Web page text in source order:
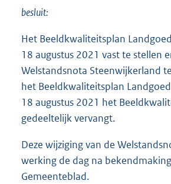
besluit:
Het Beeldkwaliteitsplan
18 augustus 2021 vast te stellen
Welstandsnota Steenwijkerland
het Beeldkwaliteitsplan
18 augustus 2021 het
gedeeltelijk vervangt.
Deze wijziging van de
werking de dag na
Gemeenteblad.